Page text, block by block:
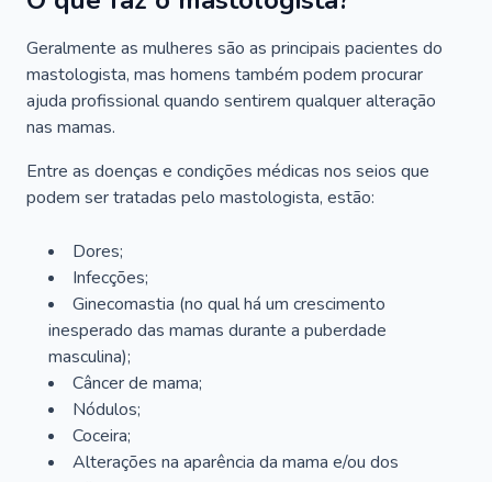
Geralmente as mulheres são as principais pacientes do
mastologista, mas homens também podem procurar
ajuda profissional quando sentirem qualquer alteração
nas mamas.
Entre as doenças e condições médicas nos seios que
podem ser tratadas pelo mastologista, estão:
Dores;
Infecções;
Ginecomastia (no qual há um crescimento
inesperado das mamas durante a puberdade
masculina);
Câncer de mama;
Nódulos;
Coceira;
Alterações na aparência da mama e/ou dos